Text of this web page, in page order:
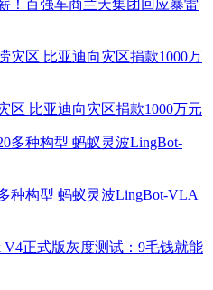
！百强车商兰天集团回应暴雷
区 比亚迪向灾区捐款1000万元
种构型 蚂蚁灵波LingBot-VLA